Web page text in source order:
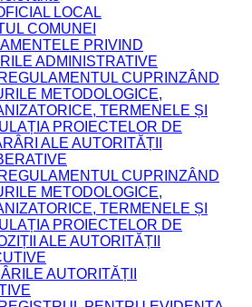
LOCAL
COMUNEI
PRIVIND
ADMINISTRATIVE
CUPRINZÂND
METODOLOGICE,
TERMENELE ȘI
PROIECTELOR DE
ALE AUTORITĂȚII
CUPRINZÂND
METODOLOGICE,
TERMENELE ȘI
PROIECTELOR DE
ALE AUTORITĂȚII
AUTORITĂȚII